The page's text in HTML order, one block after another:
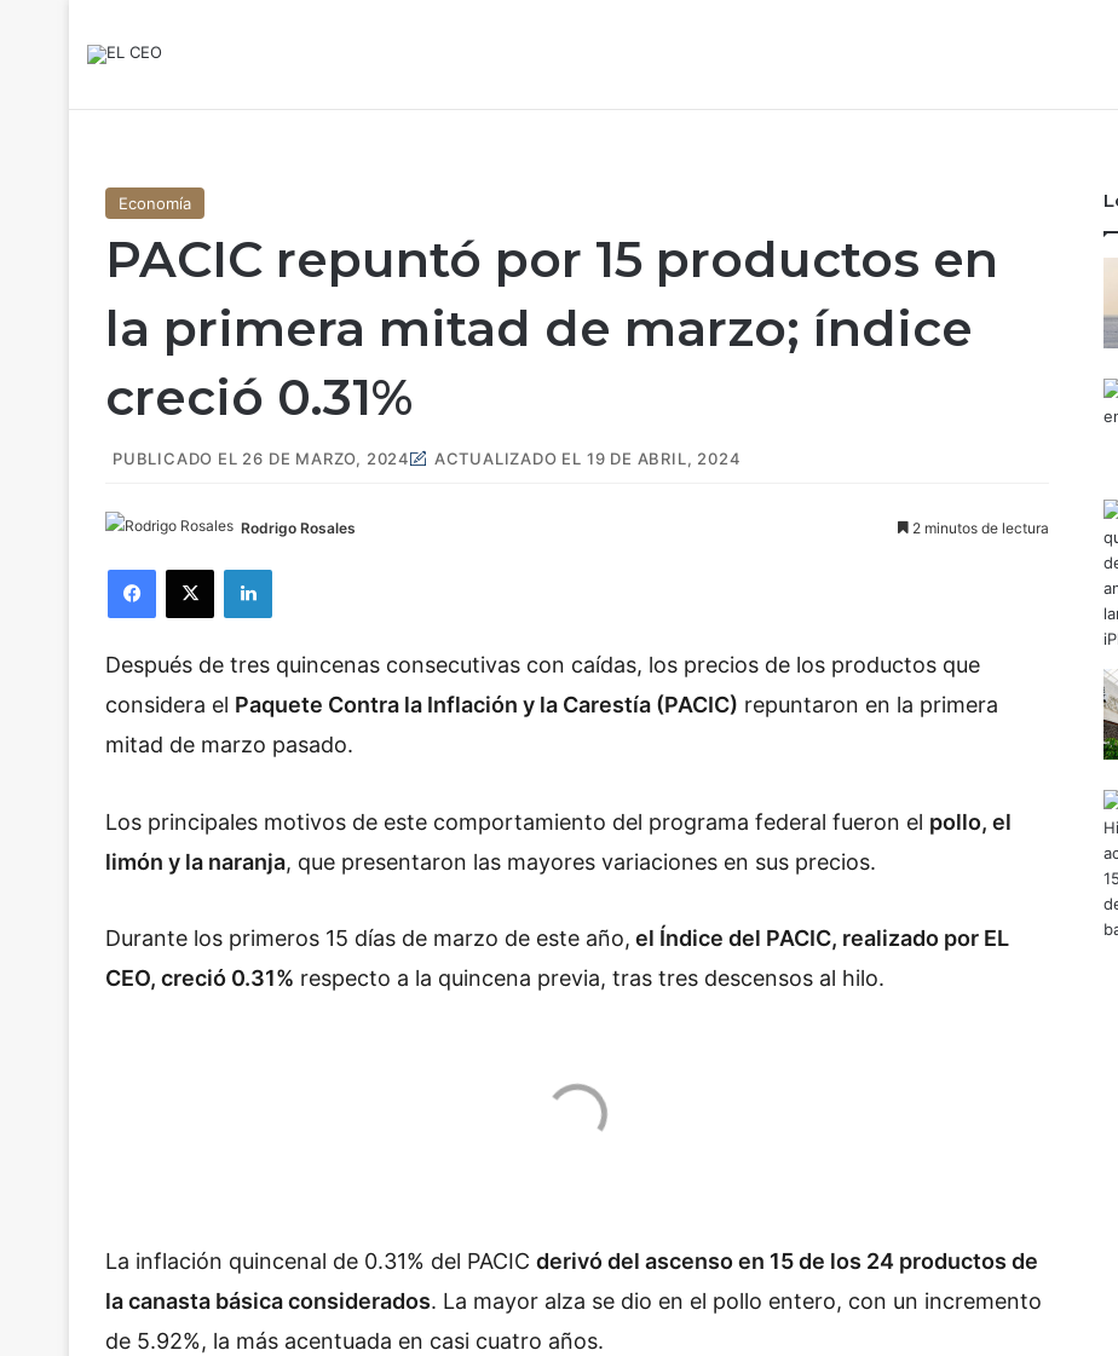
Economía
PACIC repuntó por 15 productos en
la primera mitad de marzo; índice
creció 0.31%
PUBLICADO EL 26 DE MARZO, 2024 ACTUALIZADO EL 19 DE ABRIL, 2024
Rodrigo Rosales 2 minutos de lectura
Después de tres quincenas consecutivas con caídas, los precios de los productos que
considera el Paquete Contra la Inflación y la Carestía (PACIC) repuntaron en la primera
mitad de marzo pasado.
Los principales motivos de este comportamiento del programa federal fueron el pollo, el
limón y la naranja, que presentaron las mayores variaciones en sus precios.
Durante los primeros 15 días de marzo de este año, el Índice del PACIC, realizado por EL
CEO, creció 0.31% respecto a la quincena previa, tras tres descensos al hilo.
La inflación quincenal de 0.31% del PACIC derivó del ascenso en 15 de los 24 productos de
la canasta básica considerados. La mayor alza se dio en el pollo entero, con un incremento
de 5.92%, la más acentuada en casi cuatro años.